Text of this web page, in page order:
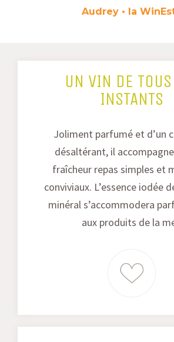
Audrey • la
UN VIN DE
INSTANTS
Joliment parfumé et d’un
désaltérant, il
fraîcheur repas simples et
conviviaux. L’essence iodée
minéral s’accommodera
aux produits de la